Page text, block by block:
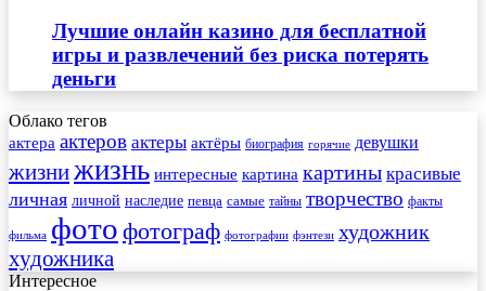
Лучшие онлайн казино для бесплатной
игры и развлечений без риска потерять
деньги
Облако тегов
актера актеров актеры актёры биография горячие девушки
жизнижизнь интересные картина картины красивые
личная личной наследие певца самые тайны творчество факты
фильма фото фотограф фотографии фэнтези художник
художника
Интересное